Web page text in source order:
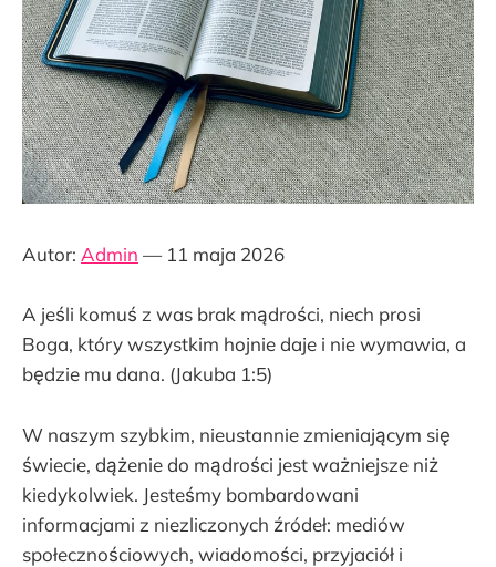
Autor: Admin — 11 maja 2026
A jeśli komuś z was brak mądrości, niech prosi
Boga, który wszystkim hojnie daje i nie wymawia, a
będzie mu dana. (Jakuba 1:5)
W naszym szybkim, nieustannie zmieniającym się
świecie, dążenie do mądrości jest ważniejsze niż
kiedykolwiek. Jesteśmy bombardowani
informacjami z niezliczonych źródeł: mediów
społecznościowych, wiadomości, przyjaciół i